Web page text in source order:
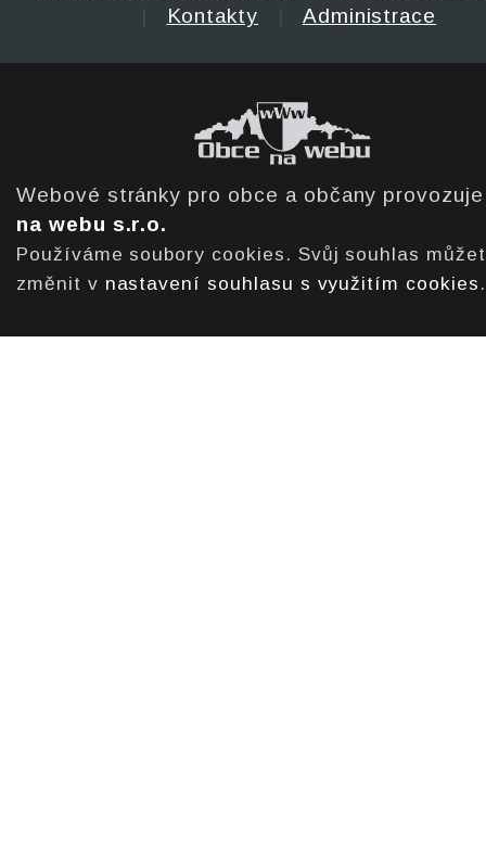
Kontakty Administrace
Webové stránky pro obce a občany
na webu s.r.o.
Používáme soubory cookies. Svůj souhlas
změnit v nastavení souhlasu s využitím cookies .